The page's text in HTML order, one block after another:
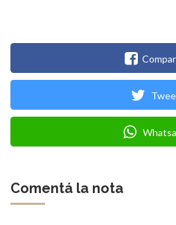
Comentá la nota